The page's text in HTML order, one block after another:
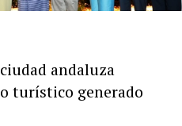
andaluza
turístico generado